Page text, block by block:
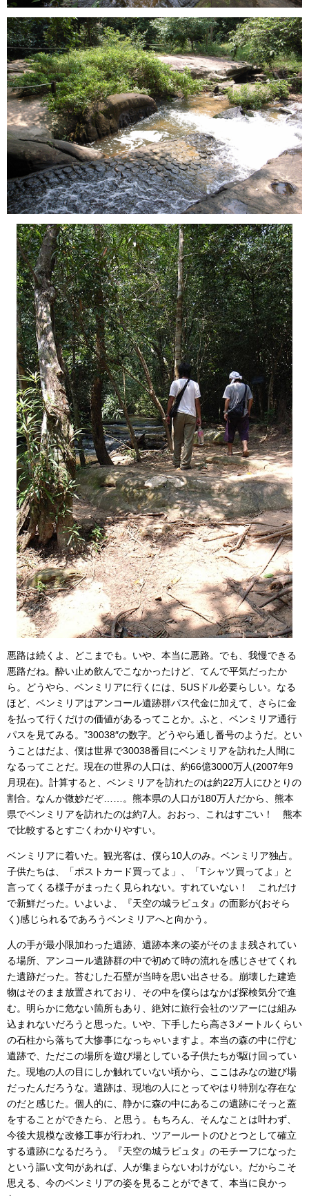
悪路は続くよ、どこまでも。いや、本当に悪路。でも、我慢できる
悪路だね。酔い止め飲んでこなかったけど、てんで平気だったか
ら。どうやら、ベンミリアに行くには、5USドル必要らしい。なる
ほど、ベンミリアはアンコール遺跡群パス代金に加えて、さらに金
を払って行くだけの価値があるってことか。ふと、ベンミリア通行
パスを見てみる。”30038″の数字。どうやら通し番号のようだ。とい
うことはだよ、僕は世界で30038番目にベンミリアを訪れた人間に
なるってことだ。現在の世界の人口は、約66億3000万人(2007年9
月現在)。計算すると、ベンミリアを訪れたのは約22万人にひとりの
割合。なんか微妙だぞ……。熊本県の人口が180万人だから、熊本
県でベンミリアを訪れたのは約7人。おおっ、これはすごい！ 熊本
で比較するとすごくわかりやすい。
ベンミリアに着いた。観光客は、僕ら10人のみ。ベンミリア独占。
子供たちは、「ポストカード買ってよ」、「Tシャツ買ってよ」と
言ってくる様子がまったく見られない。すれていない！ これだけ
で新鮮だった。いよいよ、『天空の城ラピュタ』の面影が(おそら
く)感じられるであろうベンミリアへと向かう。
人の手が最小限加わった遺跡、遺跡本来の姿がそのまま残されてい
る場所、アンコール遺跡群の中で初めて時の流れを感じさせてくれ
た遺跡だった。苔むした石壁が当時を思い出させる。崩壊した建造
物はそのまま放置されており、その中を僕らはなかば探検気分で進
む。明らかに危ない箇所もあり、絶対に旅行会社のツアーには組み
込まれないだろうと思った。いや、下手したら高さ3メートルくらい
の石柱から落ちて大惨事になっちゃいますよ。本当の森の中に佇む
遺跡で、ただこの場所を遊び場としている子供たちが駆け回ってい
た。現地の人の目にしか触れていない頃から、ここはみなの遊び場
だったんだろうな。遺跡は、現地の人にとってやはり特別な存在な
のだと感じた。個人的に、静かに森の中にあるこの遺跡にそっと蓋
をすることができたら、と思う。もちろん、そんなことは叶わず、
今後大規模な改修工事が行われ、ツアールートのひとつとして確立
する遺跡になるだろう。『天空の城ラピュタ』のモチーフになった
という謳い文句があれば、人が集まらないわけがない。だからこそ
思える、今のベンミリアの姿を見ることができて、本当に良かっ